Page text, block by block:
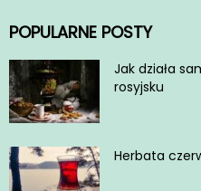
POPULARNE POSTY
Jak działa
rosyjsku
Herbata